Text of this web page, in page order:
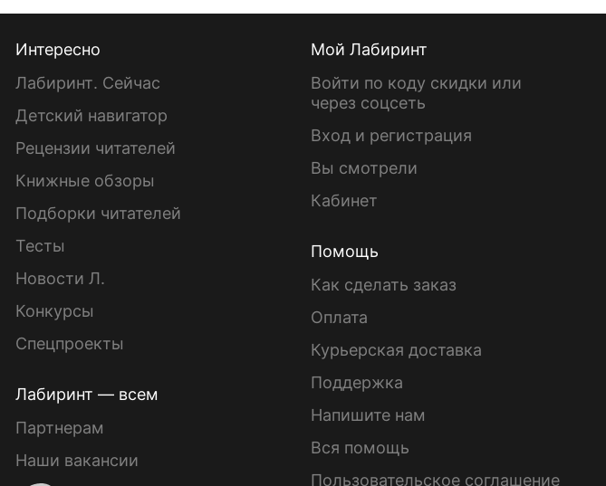
Интересно
Лабиринт. Сейчас
Детский навигатор
Рецензии читателей
Книжные обзоры
Подборки читателей
Тесты
Новости Л.
Конкурсы
Спецпроекты
Лабиринт — всем
Партнерам
Наши вакансии
Мой Лабиринт
Войти по коду скидки или
через соцсеть
Вход и регистрация
Вы смотрели
Кабинет
Помощь
Как сделать заказ
Оплата
Курьерская доставка
Поддержка
Напишите нам
Вся помощь
Пользовательское соглашение